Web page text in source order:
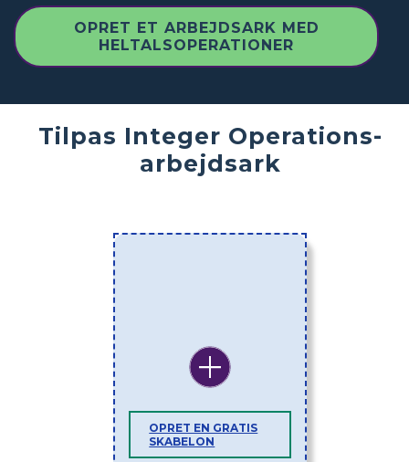
OPRET ET ARBEJDSARK MED
HELTALSOPERATIONER
Tilpas Integer Operations-
arbejdsark
OPRET EN GRATIS
SKABELON